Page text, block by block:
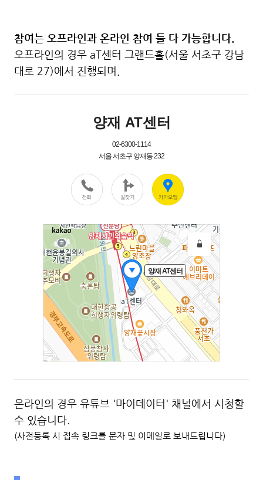
참여는 오프라인과 온라인 참여 둘 다 가능합니다.
오프라인의 경우 aT센터 그랜드홀(서울 서초구 강남
대로 27)에서 진행되며,
온라인의 경우 유튜브 '마이데이터' 채널에서 시청할
수 있습니다.
(사전등록 시 접속 링크를 문자 및 이메일로 보내드립니다)